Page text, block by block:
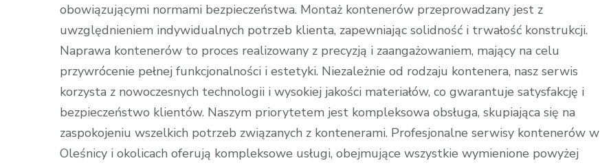
obowiązującymi normami bezpieczeństwa. Montaż kontenerów przeprowadzany jest z
uwzględnieniem indywidualnych potrzeb klienta, zapewniając solidność i trwałość konstrukcji.
Naprawa kontenerów to proces realizowany z precyzją i zaangażowaniem, mający na celu
przywrócenie pełnej funkcjonalności i estetyki. Niezależnie od rodzaju kontenera, nasz serwis
korzysta z nowoczesnych technologii i wysokiej jakości materiałów, co gwarantuje satysfakcję i
bezpieczeństwo klientów. Naszym priorytetem jest kompleksowa obsługa, skupiająca się na
zaspokojeniu wszelkich potrzeb związanych z kontenerami. Profesjonalne serwisy kontenerów w
Oleśnicy i okolicach oferują kompleksowe usługi, obejmujące wszystkie wymienione powyżej